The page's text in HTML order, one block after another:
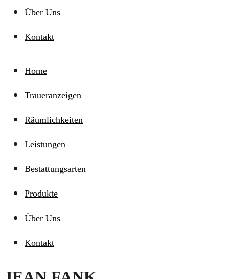
Über Uns
Kontakt
Home
Traueranzeigen
Räumlichkeiten
Leistungen
Bestattungsarten
Produkte
Über Uns
Kontakt